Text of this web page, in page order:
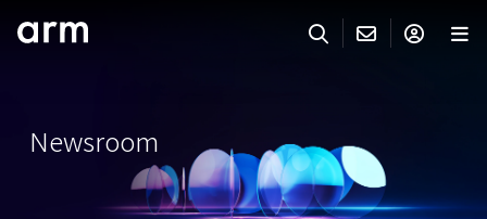
Skip to Footer
サポート
IP サポート
Armアカウント
ログインしてArmアカウントにアクセスする。
Newsroom